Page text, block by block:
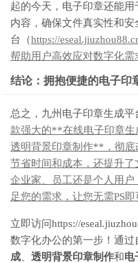
起的今天，电子印章还能
内容，确保文件真实性和
台（https://
帮助用户高效应对数字化需
结论：拥抱便捷的电子印
总之，九州电子印章生成平
款强大的**在线电子印章
透明背景印章制作**，彻底
节省时间和成本，还提升
企业家、员工还是个人用
足您的需求，让您无需PS
立即访问https://
数字化办公的第一步！通过
成
透明背景印章制作和电